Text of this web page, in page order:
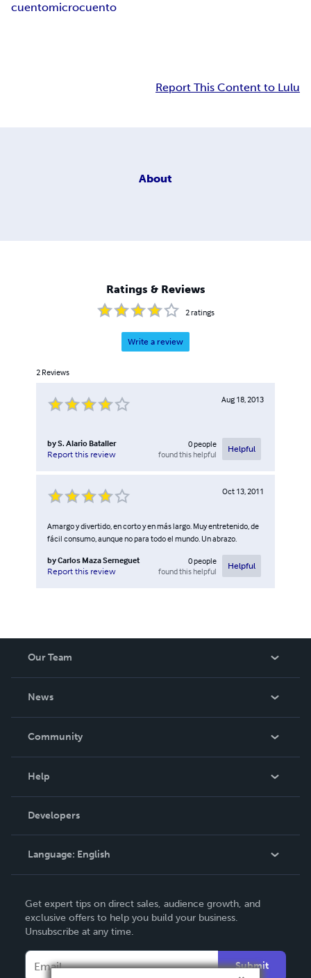
cuentomicrocuento
Report This Content to Lulu
About
Ratings & Reviews
2ratings
Write a review
2 Reviews
Aug 18, 2013
byS. Alario Bataller
Report this review
0people
found this helpful
Helpful
Oct 13, 2011
Amargo y divertido, en corto y en más largo. Muy entretenido, de
fácil consumo, aunque no para todo el mundo. Un abrazo.
byCarlos Maza Serneguet
Report this review
0people
found this helpful
Helpful
Our Team
News
In The News
Community
Podcast
Help
Order Lookup
Knowledge Base
Contact Support
Developers
Language: English
Deutsch
Français
Get expert tips on direct sales, audience growth, and
exclusive offers to help you build your business.
Unsubscribe at any time.
Submit